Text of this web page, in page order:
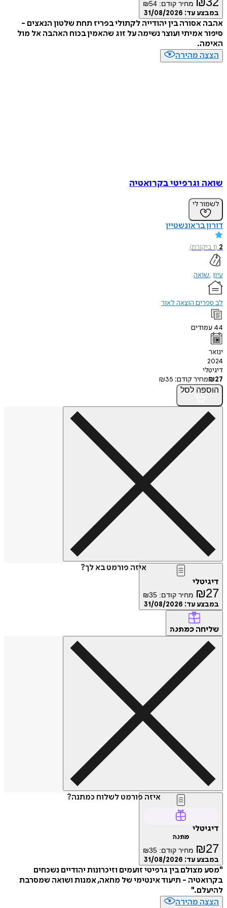
מחיר קודם: ₪54
עד:31/08/2026
אסורה בין יהודייה לקתולי בפריז תחת שלטון הנאצים -
אמיתי ועוצר נשימה על זוג שהאמין בכוח האהבה אל מול
מהירה
וגרפיטי בקרואטיה
לי
בראונשטיין
)
הוצאה לאור
קודם:
₪35
לסל
איזה פורמט בא לך?
₪ מחיר קודם: ₪35
עד:31/08/2026
כמתנה
איזה פורמט לשלוח כמתנה?
₪ מחיר קודם: ₪35
עד:31/08/2026
בין גרפיטי זועמים וזיכרונות יהודיים נשכחים
- תיעוד אינטימי של מחאה, אמנות ושואה שמסרבת
מהירה